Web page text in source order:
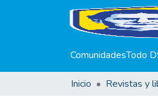
ComunidadesTodo
Inicio Revistas y